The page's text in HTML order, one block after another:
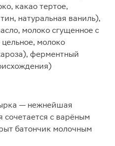
какао тертое,
натуральная ваниль),
молоко сгущенное с
молоко
ферментный
— нежнейшая
сочетается с варёным
батончик молочным